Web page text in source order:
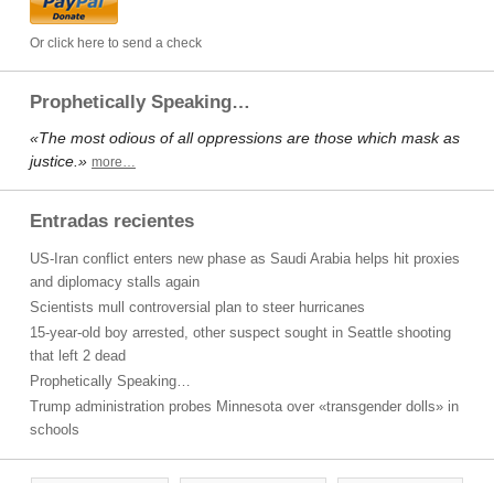
Or click here to send a check
Prophetically Speaking…
«The most odious of all oppressions are those which mask as
justice.» more…
Entradas recientes
US-Iran conflict enters new phase as Saudi Arabia helps hit proxies
and diplomacy stalls again
Scientists mull controversial plan to steer hurricanes
15-year-old boy arrested, other suspect sought in Seattle shooting
that left 2 dead
Prophetically Speaking…
Trump administration probes Minnesota over «transgender dolls» in
schools